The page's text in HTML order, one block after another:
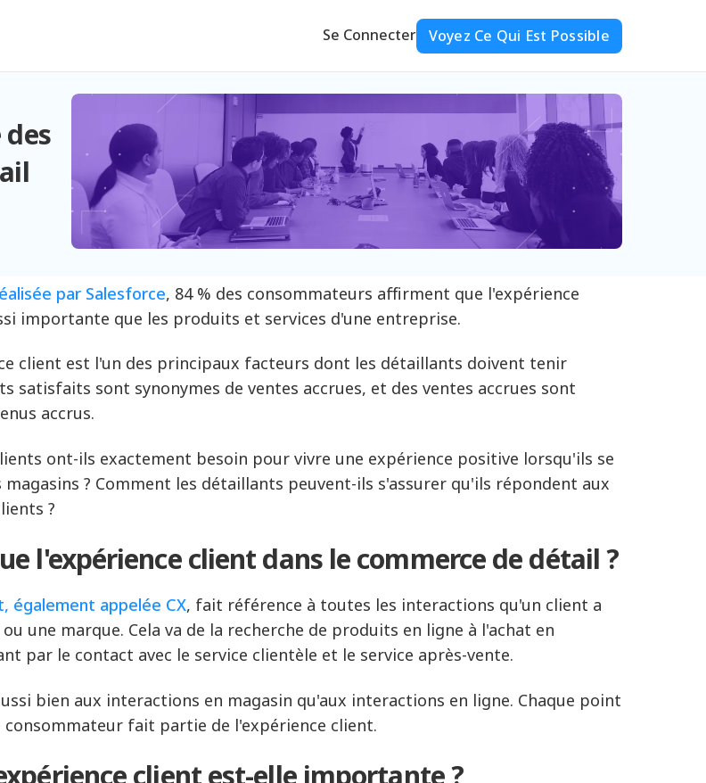
Se Connecter Voyez Ce Qui Est Possible
par Salesforce, 84 % des consommateurs affirment que l'expérience
importante que les produits et services d'une entreprise.
client est l'un des principaux facteurs dont les détaillants doivent tenir
satisfaits sont synonymes de ventes accrues, et des ventes accrues sont
accrus.
ont-ils exactement besoin pour vivre une expérience positive lorsqu'ils se
? Comment les détaillants peuvent-ils s'assurer qu'ils répondent aux
?
l'expérience client dans le commerce de détail ?
également appelée CX, fait référence à toutes les interactions qu'un client a
une marque. Cela va de la recherche de produits en ligne à l'achat en
par le contact avec le service clientèle et le service après-vente.
bien aux interactions en magasin qu'aux interactions en ligne. Chaque point
consommateur fait partie de l'expérience client.
client est-elle importante ?